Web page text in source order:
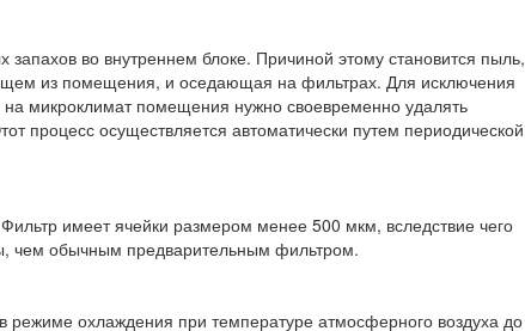
во внутреннем блоке. Причиной этому становится пыль,
из помещения, и оседающая на фильтрах. Для исключения
на микроклимат помещения нужно своевременно удалять
процесс осуществляется автоматически путем периодической
имеет ячейки размером менее 500 мкм, вследствие чего
чем обычным предварительным фильтром.
режиме охлаждения при температуре атмосферного воздуха до